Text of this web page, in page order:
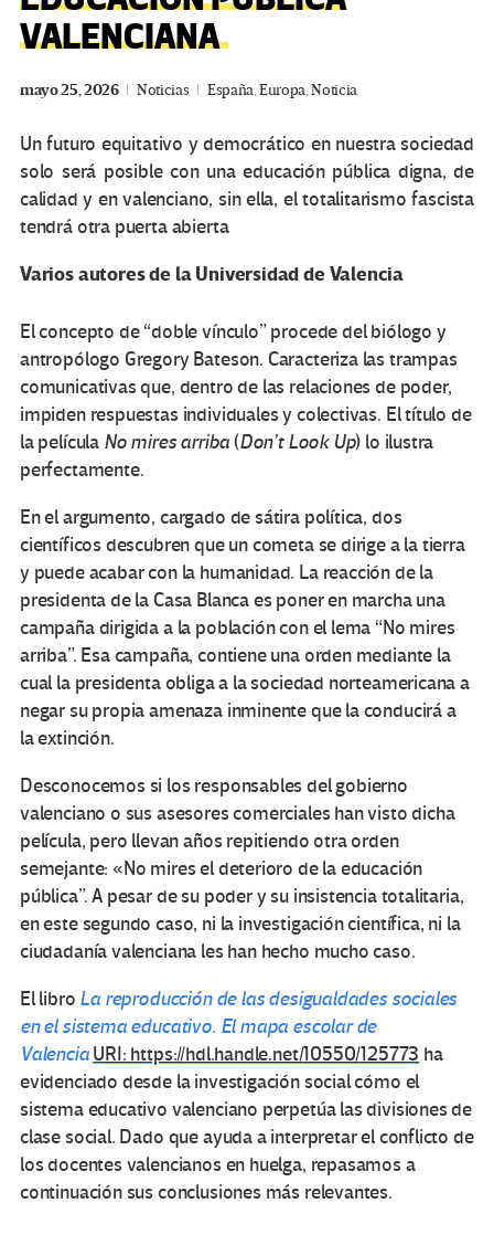
VALENCIANA
mayo 25, 2026 Noticias España,Europa,Noticia
Un futuro equitativo y democrático en nuestra sociedad
solo será posible con una educación pública digna, de
calidad y en valenciano, sin ella, el totalitarismo fascista
tendrá otra puerta abierta
Varios autores de la Universidad de Valencia
El concepto de “doble vínculo” procede del biólogo y
antropólogo Gregory Bateson. Caracteriza las trampas
comunicativas que, dentro de las relaciones de poder,
impiden respuestas individuales y colectivas. El título de
la película No mires arriba(Don’t Look Up) lo ilustra
perfectamente.
En el argumento, cargado de sátira política, dos
científicos descubren que un cometa se dirige a la tierra
y puede acabar con la humanidad. La reacción de la
presidenta de la Casa Blanca es poner en marcha una
campaña dirigida a la población con el lema “No mires
arriba”. Esa campaña, contiene una orden mediante la
cual la presidenta obliga a la sociedad norteamericana a
negar su propia amenaza inminente que la conducirá a
la extinción.
Desconocemos si los responsables del gobierno
valenciano o sus asesores comerciales han visto dicha
película, pero llevan años repitiendo otra orden
semejante: «No mires el deterioro de la educación
pública”. A pesar de su poder y su insistencia totalitaria,
en este segundo caso, ni la investigación científica, ni la
ciudadanía valenciana les han hecho mucho caso.
El libro La reproducción de las desigualdades sociales
en el sistema educativo. El mapa escolar de
Valencia URI: https://hdl.handle.net/10550/125773 ha
evidenciado desde la investigación social cómo el
sistema educativo valenciano perpetúa las divisiones de
clase social. Dado que ayuda a interpretar el conflicto de
los docentes valencianos en huelga, repasamos a
continuación sus conclusiones más relevantes.